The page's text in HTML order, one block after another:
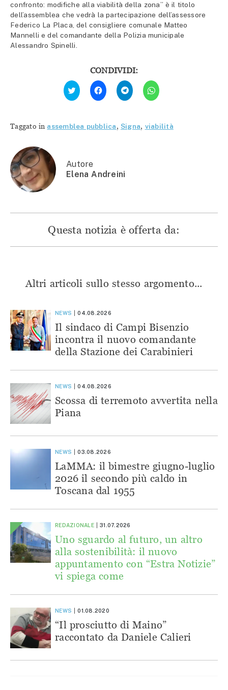
confronto: modifiche alla viabilità della zona” è il titolo
dell’assemblea che vedrà la partecipazione dell’assessore
Federico La Placa, del consigliere comunale Matteo
Mannelli e del comandante della Polizia municipale
Alessandro Spinelli.
CONDIVIDI:
Fai
clic
qui
Twitter
(Si
finestra)
Fai
clic
per
condividere
(Si
apre
Fai
clic
per
condividere
(Si
apre
Fai
clic
per
(Si
apre
Taggato in assemblea pubblica, Signa, viabilità
Autore
Elena Andreini
Questa notizia è offerta da:
Altri articoli sullo stesso argomento...
NEWS 04.08.2026
Il sindaco di Campi Bisenzio
incontra il nuovo comandante
della Stazione dei Carabinieri
NEWS 04.08.2026
Scossa di terremoto avvertita nella
Piana
NEWS 03.08.2026
LaMMA: il bimestre giugno-luglio
2026 il secondo più caldo in
Toscana dal 1955
REDAZIONALE 31.07.2026
Uno sguardo al futuro, un altro
alla sostenibilità: il nuovo
appuntamento con “Estra Notizie”
vi spiega come
NEWS 01.08.2020
“Il prosciutto di Maino”
raccontato da Daniele Calieri